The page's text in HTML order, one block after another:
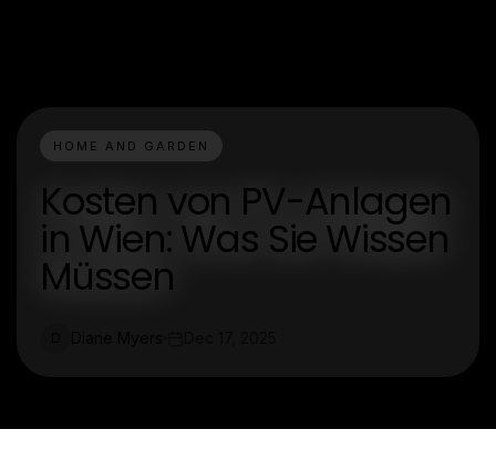
HOME AND GARDEN
Kosten von PV-Anlagen
in Wien: Was Sie Wissen
Müssen